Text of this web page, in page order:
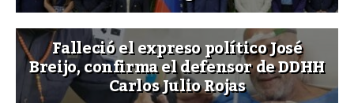
Falleció el expreso político José
Breijo, confirma el defensor de DDHH
Carlos Julio Rojas